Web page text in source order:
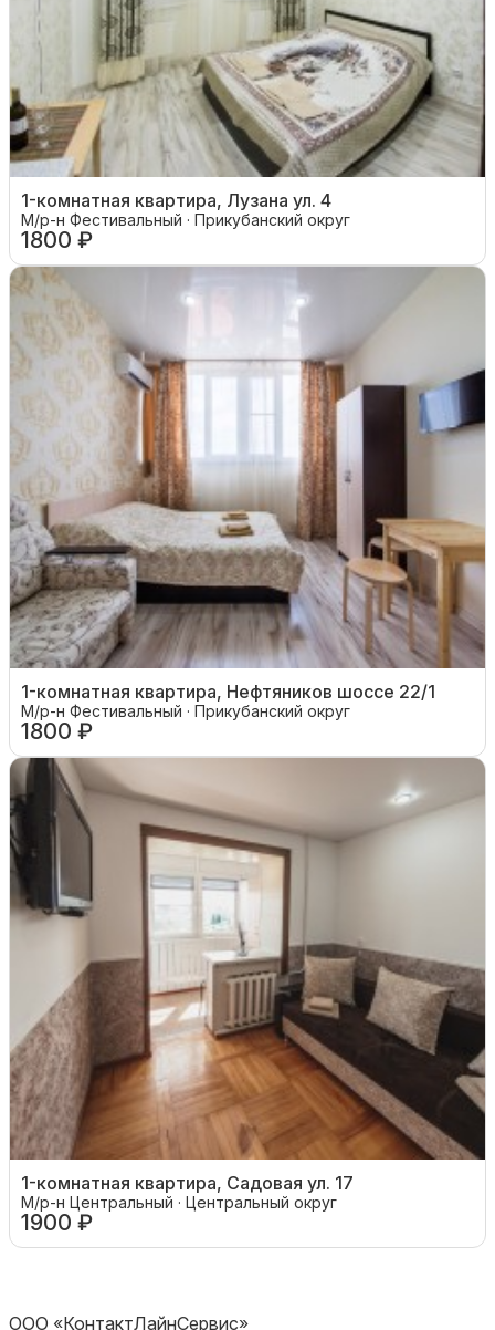
1-комнатная квартира, Лузана ул. 4
М/р-н Фестивальный · Прикубанский округ
1800 ₽
1-комнатная квартира, Нефтяников шоссе 22/1
М/р-н Фестивальный · Прикубанский округ
1800 ₽
1-комнатная квартира, Садовая ул. 17
М/р-н Центральный · Центральный округ
1900 ₽
ООО «КонтактЛайнСервис»